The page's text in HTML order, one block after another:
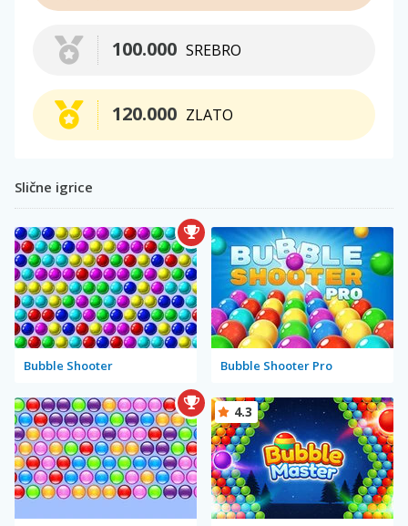
SREBRO
100.000
ZLATO
120.000
Slične igrice
Bubble Shooter Bubble Shooter Pro
4.3